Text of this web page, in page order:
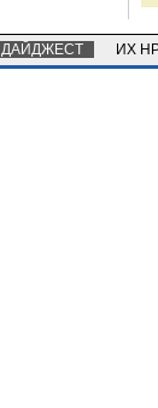
ДАЙДЖЕСТ ИХ